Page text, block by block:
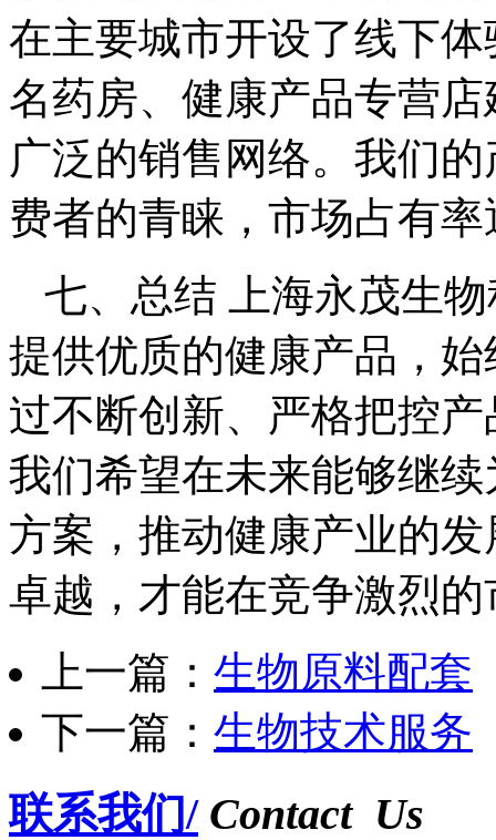
在主要城市开设了线下
名药房、健康产品专营
广泛的销售网络。我们
费者的青睐，市场占有
七、总结 上海永茂生
提供优质的健康产品，
过不断创新、严格把控
我们希望在未来能够继
方案，推动健康产业的
卓越，才能在竞争激烈
上一篇： 生物原料配套
下一篇： 生物技术服务
联系我们/ Contact Us